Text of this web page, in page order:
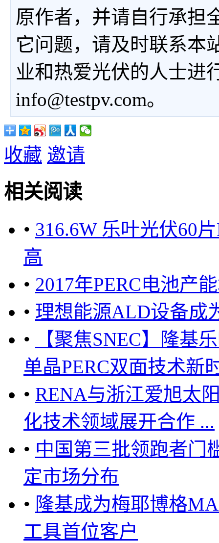
原作者，并请自行承担
它问题，请及时联系本
业和热爱光伏的人士进
info@testpv.com。
收藏 邀请
相关阅读
• 316.6W 乐叶光伏60
高
• 2017年PERC电池产
• 理想能源ALD设备成
•
【聚焦SNEC】隆基
单晶PERC双面技术新
• RENA与浙江爱旭太
化技术领域展开合作 ...
• 中国第三批领跑者门
定市场分布
• 隆基成为梅耶博格
工具首位客户